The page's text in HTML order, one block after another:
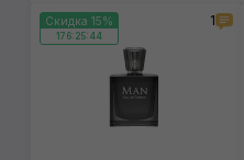
Скидка 15%
176:25:44
1